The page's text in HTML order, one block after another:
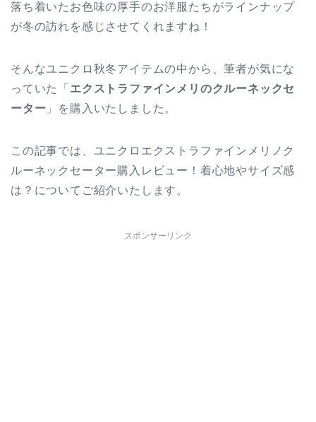
落ち着いたお色味の厚手のお洋服たちがラインナップ
が冬の訪れを感じさせてくれますね！
そんなユニクロ秋冬アイテムの中から、筆者が気にな
っていた「 エクストラファインメリのクルーネックセ
ーター 」を購入いたしました。
この記事では、ユニクロエクストラファインメリノク
ルーネックセーター購入レビュー！着心地やサイズ感
は？についてご紹介いたします。
スポンサーリンク